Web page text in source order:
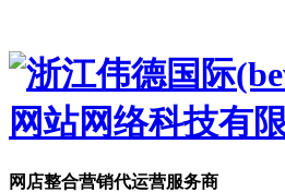
网店整合营销代运营服务商